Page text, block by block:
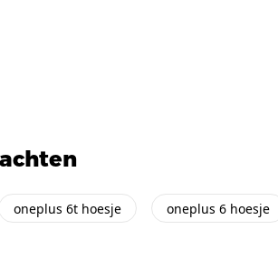
oneplus 6t hoesje oneplus 6 hoesje